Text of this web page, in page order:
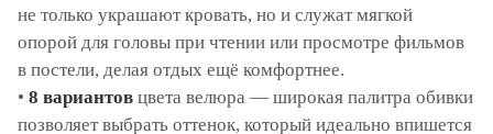
не только украшают кровать, но и служат мягкой
опорой для головы при чтении или просмотре фильмов
в постели, делая отдых ещё комфортнее.
• 8 вариантов цвета велюра — широкая палитра обивки
позволяет выбрать оттенок, который идеально впишется